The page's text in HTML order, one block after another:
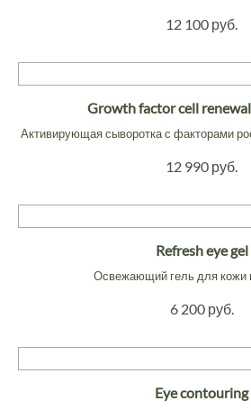
12 100 руб.
Growth factor cell
Активирующая сыворотка с факторами
12 990 руб.
Refresh eye gel
Освежающий гель для кожи
6 200 руб.
Eye contouring